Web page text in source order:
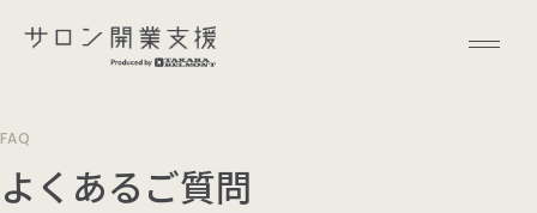
FAQ
よくあるご質問